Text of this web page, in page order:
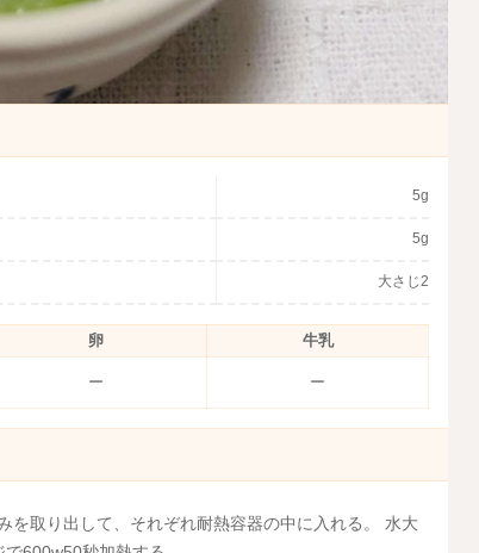
5g
5g
大さじ2
卵 牛乳
ー ー
を取り出して、それぞれ耐熱容器の中に入れる。 水大